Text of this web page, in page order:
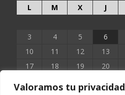
Valoramos tu privacidad
L
M X J
3
4 5 6
10
11 12 13
17
18 19 20